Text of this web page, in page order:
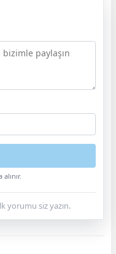
yorumu siz yazın.